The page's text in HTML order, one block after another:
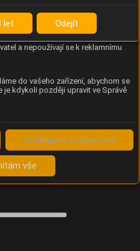
(pohyb kurzoru,
která
pomáhá zlepšovat
a nepoužívají se k reklamnímu
do vašeho zařízení, abychom se
je kdykoli později upravit ve Správě
Souhlasím s vybranými
vše
let Odejít